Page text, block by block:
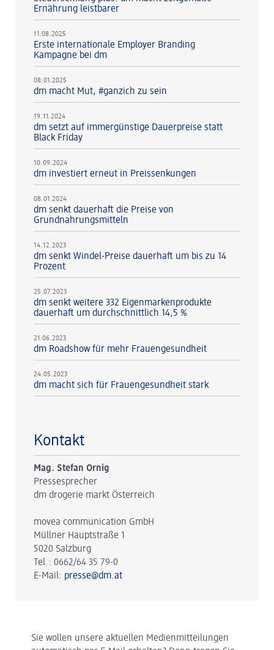
Ernährung leistbarer
11.08.2025
Erste internationale Employer Branding
Kampagne bei dm
08.01.2025
dm macht Mut, #ganzich zu sein
19.11.2024
dm setzt auf immergünstige Dauerpreise statt
Black Friday
10.09.2024
dm investiert erneut in Preissenkungen
08.01.2024
dm senkt dauerhaft die Preise von
Grundnahrungsmitteln
14.12.2023
dm senkt Windel-Preise dauerhaft um bis zu 14
Prozent
25.07.2023
dm senkt weitere 332 Eigenmarkenprodukte
dauerhaft um durchschnittlich 14,5 %
21.06.2023
dm Roadshow für mehr Frauengesundheit
24.05.2023
dm macht sich für Frauengesundheit stark
Kontakt
Mag. Stefan Ornig
Pressesprecher
dm drogerie markt Österreich
movea communication GmbH
Müllner Hauptstraße 1
5020 Salzburg
Tel.: 0662/64 35 79-0
E-Mail: presse@dm.at
Sie wollen unsere aktuellen Medienmitteilungen